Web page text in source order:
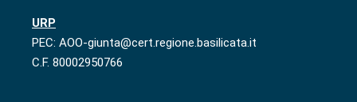
URP
PEC: AOO-giunta@cert.regione.basilicata.it
C.F. 80002950766